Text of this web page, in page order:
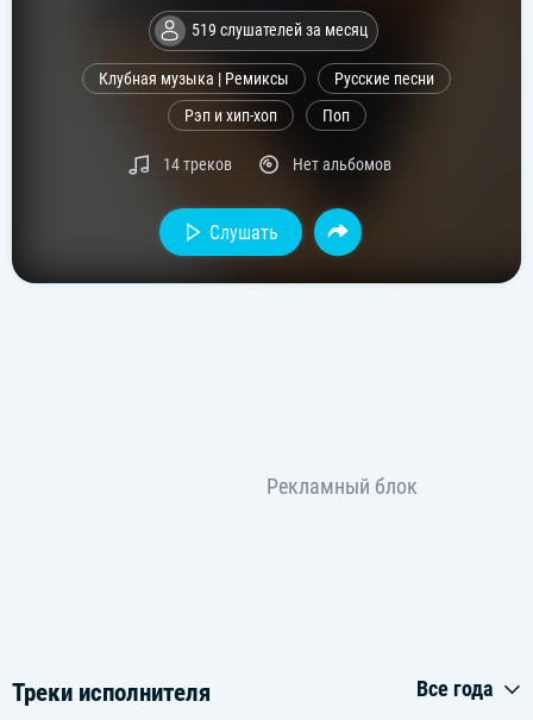
519 слушателей за месяц
Клубная музыка | Ремиксы
Русские песни
Рэп и хип-хоп
Поп
14 треков Нет альбомов
Слушать
Треки исполнителя Все года